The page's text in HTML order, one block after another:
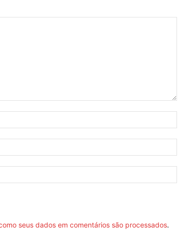
seus dados em comentários são processados.